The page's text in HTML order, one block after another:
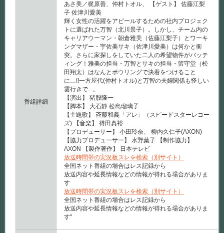
番組詳細
あさ美／梶原善、仲村トオル、 【ゲスト】 佐藤江梨
子 佐津川愛美
輝く女性の活躍をアピールするための社内プロジェク
トに選ばれた万智（北川景子）。しかし、チーム内の
キャリアウーマン・朝倉雅美（佐藤江梨子）とワーキ
ングマザー・宇佐美サキ（佐津川愛美）は何かと衝
突。さらに家探しをしていた二人の希望物件がバッテ
ィング！雅美の担当・万智とサキの担当・留守堂（松
田翔太）はなんとボウリングで決着をつけること
に…!!一方屋代(仲村トオル)と万智の夫婦関係も怪しい
雲行きで...。
【演出】 猪股隆一
【脚本】 大石静 松島瑠璃子
【主題歌】 斉藤和義「アレ」（スピードスターレコー
ズ) 【音楽】 得田真裕
【プロデューサー】 小田玲奈、 柳内久仁子(AXON)
【協力プロデューサー】 水野葉子 【制作協力】
AXON 【製作著作】 日本テレビ
放送時間帯の実況板スレを検索（別サイト）
全国ネット番組の場合はレス記録から
放送内容や延長情報などの情報が得れる場合がありま
す
放送時間帯の実況板スレを検索（別サイト）
全国ネット番組の場合はレス記録から
放送内容や延長情報などの情報が得れる場合がありま
す"